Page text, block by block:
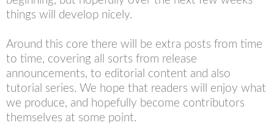
things will develop nicely.
Around this core there will be extra posts from time
to time, covering all sorts from release
announcements, to editorial content and also
tutorial series. We hope that readers will enjoy what
we produce, and hopefully become contributors
themselves at some point.